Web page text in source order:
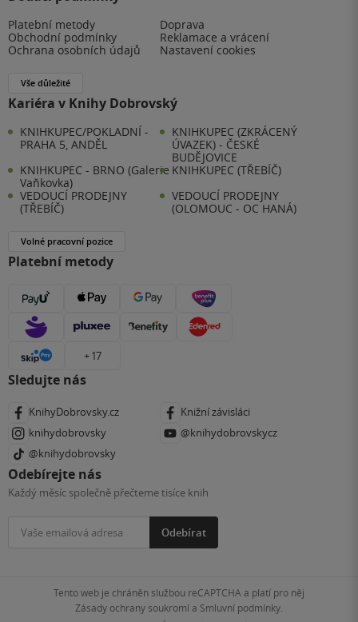
Platební metody
Doprava
Obchodní podmínky
Reklamace a vrácení
Ochrana osobních údajů
Nastavení cookies
Vše důležité
Kariéra v Knihy Dobrovský
KNIHKUPEC/POKLADNÍ -
PRAHA 5, ANDĚL
KNIHKUPEC (ZKRÁCENÝ
ÚVAZEK) - ČESKÉ
BUDĚJOVICE
KNIHKUPEC - BRNO (Galerie
Vaňkovka)
KNIHKUPEC (TŘEBÍČ)
VEDOUCÍ PRODEJNY
(TŘEBÍČ)
VEDOUCÍ PRODEJNY
(OLOMOUC - OC HANÁ)
Volné pracovní pozice
Platební metody
+ 17
Sledujte nás
KnihyDobrovsky.cz
Knižní závisláci
knihydobrovsky
@knihydobrovskycz
@knihydobrovsky
Odebírejte nás
Každý měsíc společně přečteme tisíce knih
Odebírat
Tento web je chráněn službou reCAPTCHA a platí pro něj
Zásady ochrany soukromía Smluvní podmínky